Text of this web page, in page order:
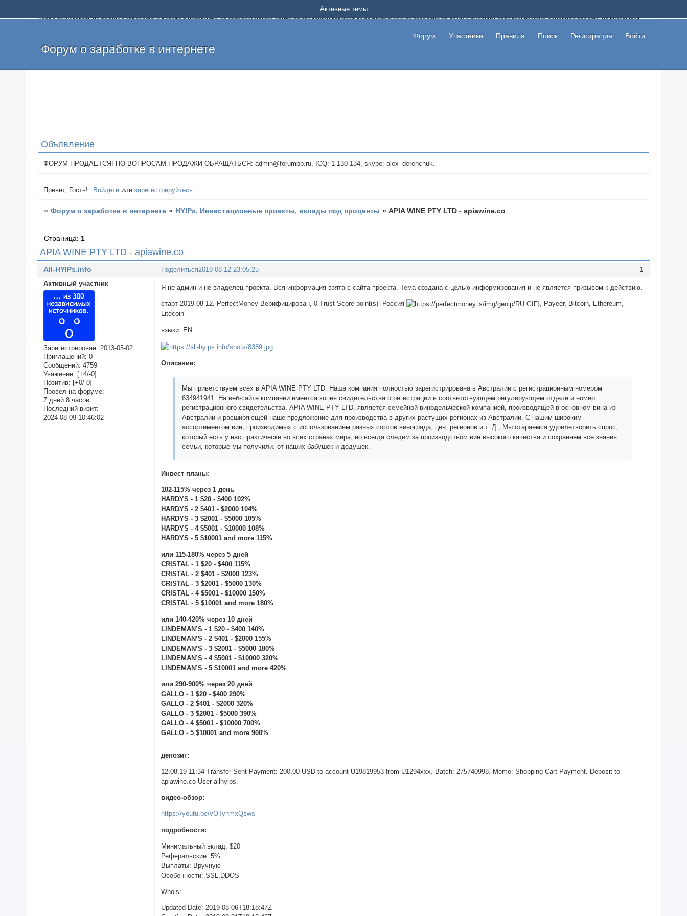
Добро пожаловать на форум о заработке и работе в интернете, на котором можно найти подходящий вариант дополнительной подработки на дому с высоким доходом помимо основной работы, не вкладывая
и оставлять свои отзывы. Если вы знаете, что определенный проект или сайт не платит, то указывайте в теме что это лохотрон, чтобы другие пользователи не попались на развод. Вы сможете начать зарабатывать
легкие деньги без вложений и регистрации уже сегодня. Создавайте новые темы, размещайте объявления со своими пригласительными ссылками и первая прибыль не заставит себя долго ждать.
Форум о заработке в интернете
Форум Участники Правила Поиск Регистрация Войти
Активные темы
Объявление
ФОРУМ ПРОДАЕТСЯ! ПО ВОПРОСАМ ПРОДАЖИ ОБРАЩАТЬСЯ: admin@forumbb.ru, ICQ: 1-130-134, skype: alex_derenchuk.
Привет, Гость! Войдите илизарегистрируйтесь.
» Форум о заработке в интернете » HYIPs, Инвестиционные проекты, вклады под проценты »APIA WINE PTY LTD - apiawine.co
APIA WINE PTY LTD - apiawine.co
Страница: 1
Поделиться 1
2019-08-12 23:05:25
All-HYIPs.info
Активный участник
Зарегистрирован: 2013-05-02
Приглашений: 0
Сообщений: 4759
Уважение: [+4/-0]
Позитив: [+0/-0]
Провел на форуме:
7 дней 8 часов
Последний визит:
2024-08-09 10:46:02
Я не админ и не владелец проекта. Вся информация взята с сайта проекта. Тема создана с целью информирования и не является призывом к действию.
старт 2019-08-12. PerfectMoney Верифицирован, 0 Trust Score point(s) [Россия
], Payeer, Bitcoin, Ethereum,
Litecoin
языки: EN
Описание:
Мы приветствуем всех в APIA WINE PTY LTD. Наша компания полностью зарегистрирована в Австралии с регистрационным номером
634941941. На веб-сайте компании имеется копия свидетельства о регистрации в соответствующем регулирующем отделе и номер
регистрационного свидетельства. APIA WINE PTY LTD. является семейной винодельческой компанией, производящей в основном вина из
Австралии и расширяющей наше предложение для производства в других растущих регионах из Австралии. С нашим широким
ассортиментом вин, производимых с использованием разных сортов винограда, цен, регионов и т. Д., Мы стараемся удовлетворить спрос,
который есть у нас практически во всех странах мира, но всегда следим за производством вин высокого качества и сохраняем все знания
семьи, которые мы получили. от наших бабушек и дедушек.
Инвест планы:
102-115% через 1 день
HARDYS - 1 $20 - $400 102%
HARDYS - 2 $401 - $2000 104%
HARDYS - 3 $2001 - $5000 105%
HARDYS - 4 $5001 - $10000 108%
HARDYS - 5 $10001 and more 115%
или 115-180% через 5 дней
CRISTAL - 1 $20 - $400 115%
CRISTAL - 2 $401 - $2000 123%
CRISTAL - 3 $2001 - $5000 130%
CRISTAL - 4 $5001 - $10000 150%
CRISTAL - 5 $10001 and more 180%
или 140-420% через 10 дней
LINDEMAN’S - 1 $20 - $400 140%
LINDEMAN’S - 2 $401 - $2000 155%
LINDEMAN’S - 3 $2001 - $5000 180%
LINDEMAN’S - 4 $5001 - $10000 320%
LINDEMAN’S - 5 $10001 and more 420%
или 290-900% через 20 дней
GALLO - 1 $20 - $400 290%
GALLO - 2 $401 - $2000 320%
GALLO - 3 $2001 - $5000 390%
GALLO - 4 $5001 - $10000 700%
GALLO - 5 $10001 and more 900%
депозит:
12.08.19 11:34 Transfer Sent Payment: 200.00 USD to account U19819953 from U1294xxx. Batch: 275740998. Memo: Shopping Cart Payment. Deposit to
apiawine.co User allhyips.
видео-обзор:
https://youtu.be/vOTynmxQsws
подробности:
Минимальный вклад: $20
Реферальские: 5%
Выплаты: Вручную
Особенности: SSL,DDOS
Whois:
Updated Date: 2019-08-06T18:18:47Z